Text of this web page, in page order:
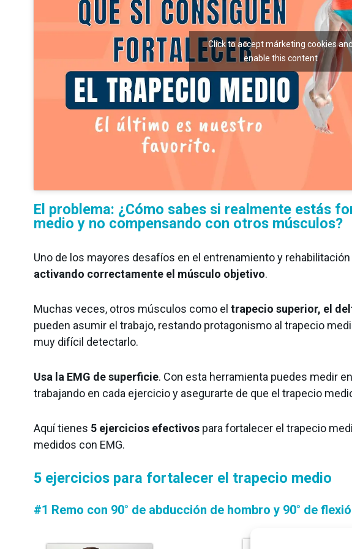
Click to accept márketing cookies
enable this content
El problema: ¿Cómo sabes si realmente estás
medio y no compensando con otros músculos?
Uno de los mayores desafíos en el entrenamiento y
activando correctamente el músculo objetivo.
Muchas veces, otros músculos como el trapecio superior, el
pueden asumir el trabajo, restando protagonismo al trapecio
muy difícil detectarlo.
Usa la EMG de superficie. Con esta herramienta puedes medir
trabajando en cada ejercicio y asegurarte de que el trapecio
Aquí tienes 5 ejercicios efectivospara fortalecer el trapecio
medidos con EMG.
5 ejercicios para fortalecer el trapecio medio
#1 Remo con 90° de abducción de hombro y 90° de